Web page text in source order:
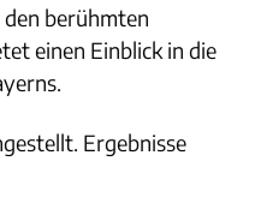
berühmten
einen Einblick in die
Ergebnisse